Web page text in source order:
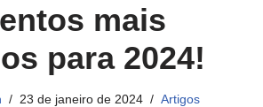
mais
para 2024!
23 de janeiro de 2024 Artigos